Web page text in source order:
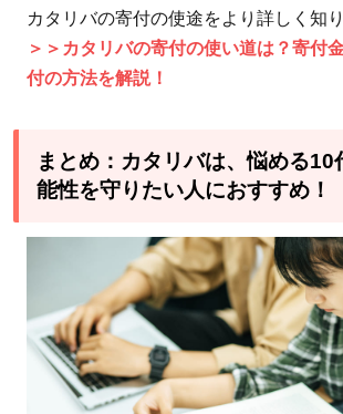
カタリバの寄付の使途をより詳しく知
＞＞カタリバの寄付の使い道は？寄付
付の方法を解説！
まとめ：カタリバは、悩める10
能性を守りたい人におすすめ！